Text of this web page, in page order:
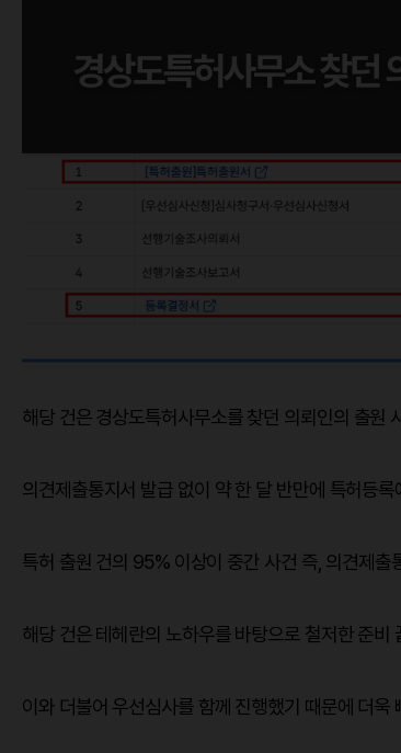
해당 건은 경상도특허사무소를 찾던 의뢰인의 출원
의견제출통지서 발급 없이 약 한 달 반만에 특허등록
특허 출원 건의 95% 이상이 중간 사건 즉, 의견제출
해당 건은 테헤란의 노하우를 바탕으로 철저한 준비
이와 더불어 우선심사를 함께 진행했기 때문에 더욱